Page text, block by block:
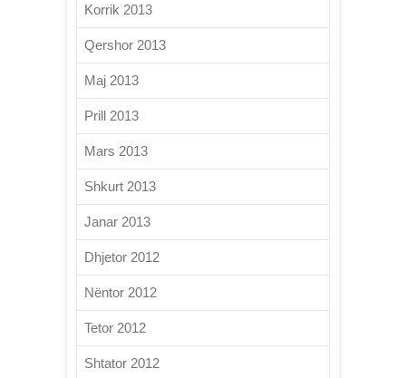
Korrik 2013
Qershor 2013
Maj 2013
Prill 2013
Mars 2013
Shkurt 2013
Janar 2013
Dhjetor 2012
Nëntor 2012
Tetor 2012
Shtator 2012